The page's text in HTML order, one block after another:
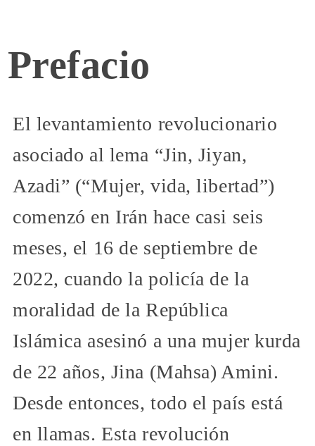
Prefacio
El levantamiento revolucionario
asociado al lema “Jin, Jiyan,
Azadi” (“Mujer, vida, libertad”)
comenzó en Irán hace casi seis
meses, el 16 de septiembre de
2022, cuando la policía de la
moralidad de la República
Islámica asesinó a una mujer kurda
de 22 años, Jina (Mahsa) Amini.
Desde entonces, todo el país está
en llamas. Esta revolución